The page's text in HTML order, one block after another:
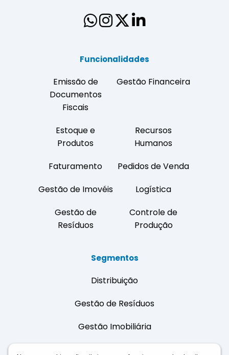
Funcionalidades
Emissão de
Documentos
Fiscais
Gestão Financeira
Estoque e
Produtos
Recursos
Humanos
Faturamento
Pedidos de Venda
Gestão de Imovéis
Logística
Gestão de
Resíduos
Controle de
Produção
Segmentos
Distribuição
Gestão de Resíduos
Gestão Imobiliária